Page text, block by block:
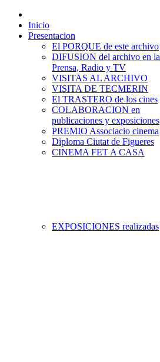
Inicio
Presentacion
El PORQUE de este archivo
DIFUSION del archivo en la
Prensa, Radio y TV
VISITAS AL ARCHIVO
VISITA DE TECMERIN
El TRASTERO de los cines
COLABORACION en
publicaciones y exposiciones
PREMIO Associacio cinema
Diploma Ciutat de Figueres
CINEMA FET A CASA
EXPOSICIONES realizadas